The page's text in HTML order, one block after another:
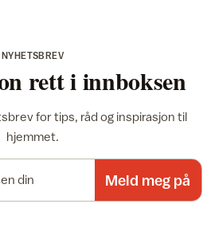
NYHETSBREV
rett i innboksen
for tips, råd og inspirasjon til
hjemmet.
Meld meg på